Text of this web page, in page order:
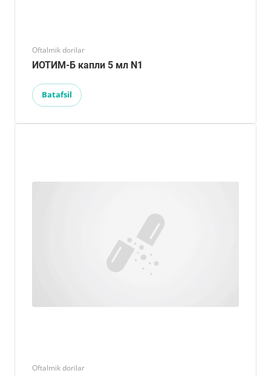
Oftalmik dorilar
ИОТИМ-Б капли 5 мл N1
Batafsil
Oftalmik dorilar